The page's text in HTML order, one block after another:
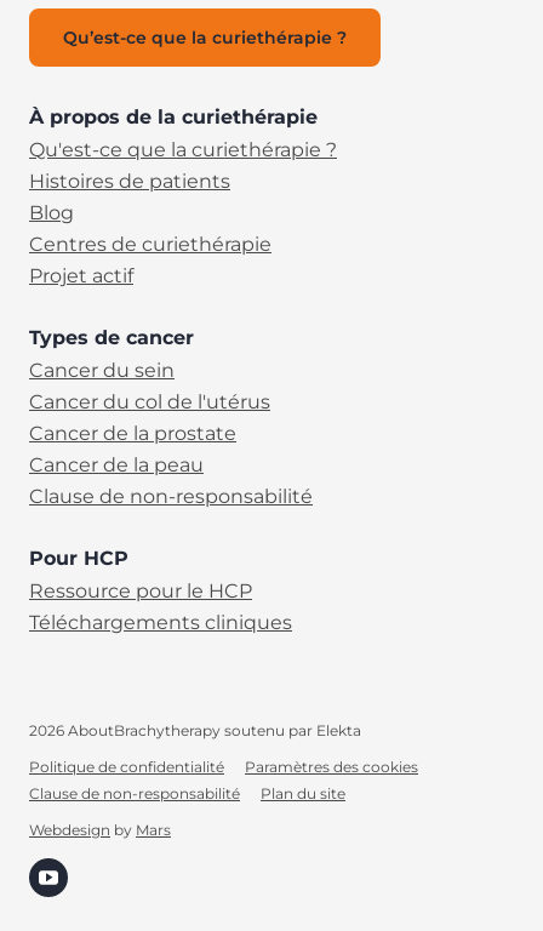
Search
FR
Qu’est-ce que la curiethérapie ?
À propos de la curiethérapie
Qu'est-ce que la curiethérapie ?
Histoires de patients
Blog
Centres de curiethérapie
Projet actif
Types de cancer
Cancer du sein
Cancer du col de l'utérus
Cancer de la prostate
Cancer de la peau
Clause de non-responsabilité
Pour HCP
Ressource pour le HCP
Téléchargements cliniques
2026 AboutBrachytherapy soutenu par Elekta
Politique de confidentialité
Paramètres des cookies
Clause de non-responsabilité
Plan du site
Webdesign by Mars